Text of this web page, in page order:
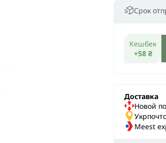
Срок
Кешбек
+58 ₴
Доставка
Новой
Meest